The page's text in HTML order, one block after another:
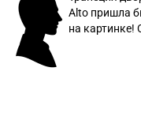
Alto пришла
на картинке!